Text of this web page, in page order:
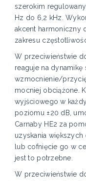
szerokim
Hz do 6,2 kHz.
akcent harmoniczny
zakresu
W przeciwieństwie
reaguje na dynamikę
wzmocnienie/
mocniej obciążone.
wyjściowego w
poziomu ±20 dB,
Carnaby HE2 za
uzyskania większych
lub cofnięcie go w
jest to potrzebne.
W przeciwieństwie